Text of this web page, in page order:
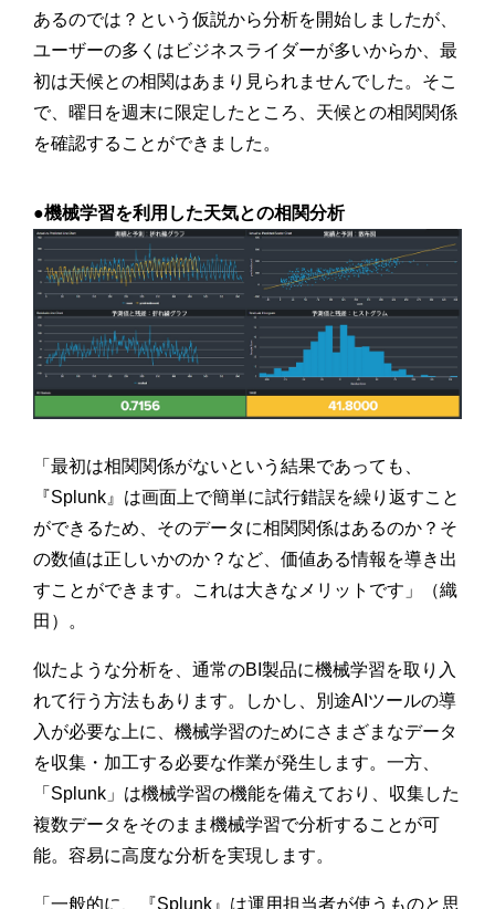
あるのでは？という仮説から分析を開始しましたが、
ユーザーの多くはビジネスライダーが多いからか、最
初は天候との相関はあまり見られませんでした。そこ
で、曜日を週末に限定したところ、天候との相関関係
を確認することができました。
●機械学習を利用した天気との相関分析
「最初は相関関係がないという結果であっても、
『Splunk』は画面上で簡単に試行錯誤を繰り返すこと
ができるため、そのデータに相関関係はあるのか？そ
の数値は正しいかのか？など、価値ある情報を導き出
すことができます。これは大きなメリットです」（織
田）。
似たような分析を、通常のBI製品に機械学習を取り入
れて行う方法もあります。しかし、別途AIツールの導
入が必要な上に、機械学習のためにさまざまなデータ
を収集・加工する必要な作業が発生します。一方、
「Splunk」は機械学習の機能を備えており、収集した
複数データをそのまま機械学習で分析することが可
能。容易に高度な分析を実現します。
「一般的に、『Splunk』は運用担当者が使うものと思